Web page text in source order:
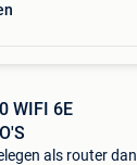
WIFI 6E
als router dan